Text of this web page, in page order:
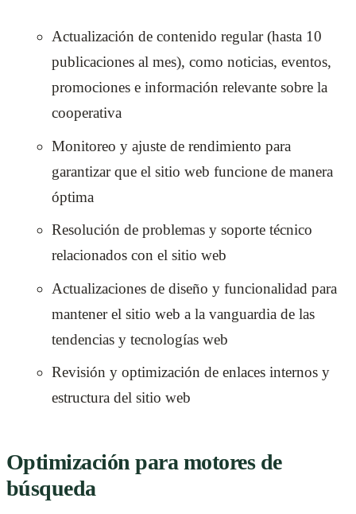
Actualización de contenido regular (hasta 10
publicaciones al mes), como noticias, eventos,
promociones e información relevante sobre la
cooperativa
Monitoreo y ajuste de rendimiento para
garantizar que el sitio web funcione de manera
óptima
Resolución de problemas y soporte técnico
relacionados con el sitio web
Actualizaciones de diseño y funcionalidad para
mantener el sitio web a la vanguardia de las
tendencias y tecnologías web
Revisión y optimización de enlaces internos y
estructura del sitio web
Optimización para motores de
búsqueda